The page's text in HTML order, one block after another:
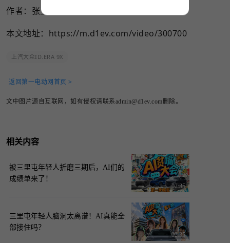
作者：张卫东
本文地址： https://m.d1ev.com/video/300700
上汽大众ID.ERA 9X
返回第一电动网首页 >
文中图片源自互联网，如有侵权请联系admin@d1ev.com删除。
相关内容
被三里屯年轻人折磨三期后，AI们的
成绩单来了！
02:35
三里屯年轻人脑洞太离谱！AI真能全
部接住吗？
02:35